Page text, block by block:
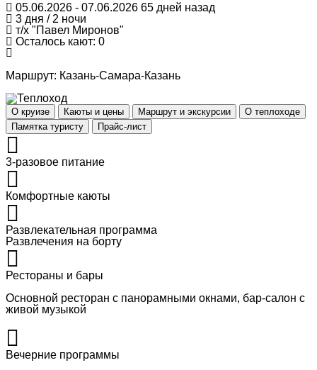
05.06.2026 - 07.06.2026 65 дней назад
3 дня / 2 ночи
т/х "Павел Миронов"
Осталось кают: 0
Маршрут: Казань-Самара-Казань
О круизе Каюты и цены Маршрут и экскурсии
О теплоходе
Памятка туристу
Прайс-лист
3-разовое питание
Комфортные каюты
Развлекательная программа
Развлечения на борту
Рестораны и бары
Основной ресторан с панорамными окнами, бар-салон с
живой музыкой
Вечерние программы